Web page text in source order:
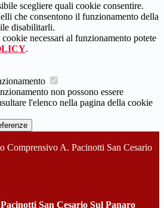
scegliere quali cookie consentire.
che consentono il funzionamento della
disabilitarli.
necessari al funzionamento potete
.
non possono essere
l'elenco nella pagina della cookie
Comprensivo A. Pacinotti San Cesario
San Cesario Sul Panaro